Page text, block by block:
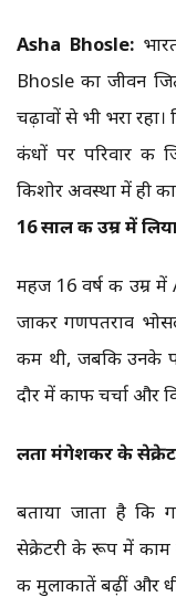
Asha Bhosle:
Bhosle का जीवन
चढ़ावों से भी भरा
कंधों पर परिवार की
किशोर अवस्था में ही
16 साल की उम्र में
महज 16 वर्ष की उम्र
जाकर गणपतराव
कम थी, जबकि उनके
दौर में काफी चर्चा और
लता मंगेशकर के
बताया जाता है कि
सेक्रेटरी के रूप में
की मुलाकातें बढ़ीं और